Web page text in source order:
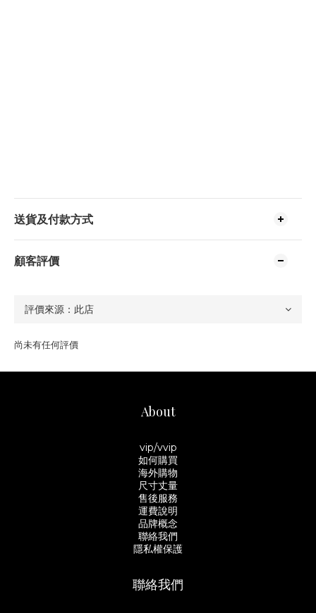
送貨及付款方式
顧客評價
尚未有任何評價
About
vip/vvip
如何購買
海外購物
尺寸丈量
售後服務
運費說明
品牌概念
聯絡我們
隱私權保護
聯絡我們